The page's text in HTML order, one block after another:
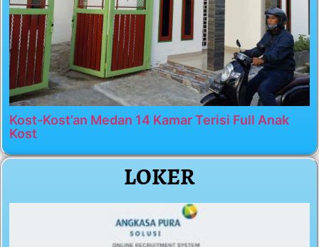
Kost-Kost’an Medan 14 Kamar Terisi Full Anak
Kost
LOKER